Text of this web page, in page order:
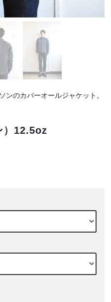
ンのカバーオールジャケット。
）12.5oz